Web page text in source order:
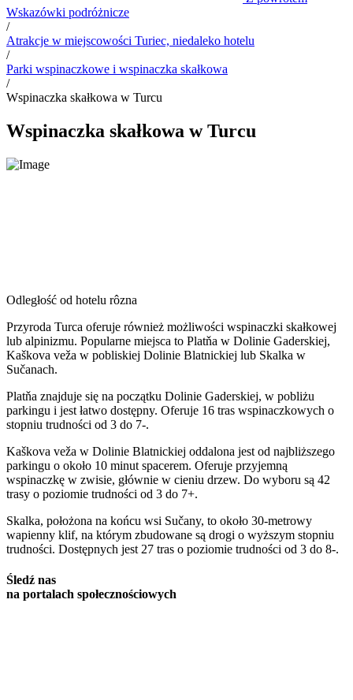
Wskazówki podróżnicze
/
Atrakcje w miejscowości Turiec, niedaleko hotelu
/
Parki wspinaczkowe i wspinaczka skałkowa
/
Wspinaczka skałkowa w Turcu
Wspinaczka skałkowa w Turcu
Odległość od hotelu rôzna
Przyroda Turca oferuje również możliwości wspinaczki skałkowej
lub alpinizmu. Popularne miejsca to Platňa w Dolinie Gaderskiej,
Kaškova veža w pobliskiej Dolinie Blatnickiej lub Skalka w
Sučanach.
Platňa znajduje się na początku Dolinie Gaderskiej, w pobliżu
parkingu i jest łatwo dostępny. Oferuje 16 tras wspinaczkowych o
stopniu trudności od 3 do 7-.
Kaškova veža w Dolinie Blatnickiej oddalona jest od najbliższego
parkingu o około 10 minut spacerem. Oferuje przyjemną
wspinaczkę w zwisie, głównie w cieniu drzew. Do wyboru są 42
trasy o poziomie trudności od 3 do 7+.
Skalka, położona na końcu wsi Sučany, to około 30-metrowy
wapienny klif, na którym zbudowane są drogi o wyższym stopniu
trudności. Dostępnych jest 27 tras o poziomie trudności od 3 do 8-.
Śledź nas
na portalach społecznościowych